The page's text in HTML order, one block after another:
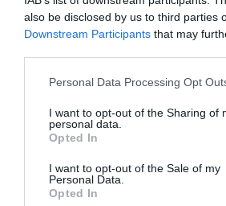
also be disclosed by us to third parties
Downstream Participants that may
Personal Data Processing Opt
I want to opt-out of the Sharing of
personal data.
Opted In
I want to opt-out of the Sale of my
Personal Data.
Opted In